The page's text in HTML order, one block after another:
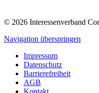
© 2026 Interessenverband
Navigation überspringen
Impressum
Datenschutz
Barrierefreiheit
AGB
Kontakt